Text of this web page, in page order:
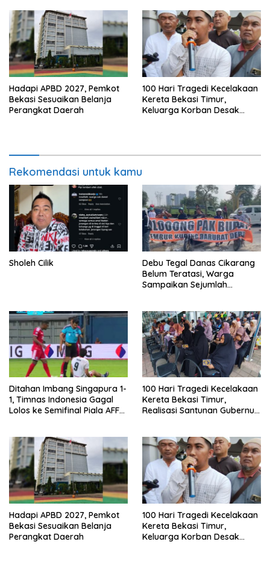
Hadapi APBD 2027, Pemkot
Bekasi Sesuaikan Belanja
Perangkat Daerah
100 Hari Tragedi Kecelakaan
Kereta Bekasi Timur,
Keluarga Korban Desak
Rekomendasi untuk kamu
Sholeh Cilik
Debu Tegal Danas Cikarang
Belum Teratasi, Warga
Sampaikan Sejumlah
Ditahan Imbang Singapura 1-
1, Timnas Indonesia Gagal
Lolos ke Semifinal Piala AFF
100 Hari Tragedi Kecelakaan
Kereta Bekasi Timur,
Realisasi Santunan Gubernur
Hadapi APBD 2027, Pemkot
Bekasi Sesuaikan Belanja
Perangkat Daerah
100 Hari Tragedi Kecelakaan
Kereta Bekasi Timur,
Keluarga Korban Desak